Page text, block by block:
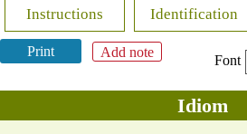
Instructions Identification
Print Add note
Font
Idiom